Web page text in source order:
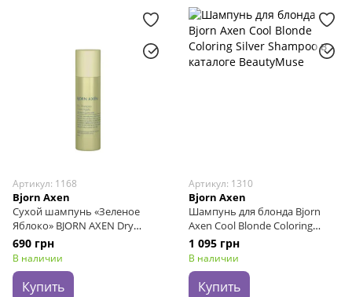
Артикул: 1168
Bjorn Axen
Сухой шампунь «Зеленое
Яблоко» BJORN AXEN Dry
Shampoo Green Apple, 150 мл
690 грн
В наличии
Купить
Артикул: 1310
Bjorn Axen
Шампунь для блонда Bjorn
Axen Cool Blonde Coloring
Silver Shampoo, 250 мл
1 095 грн
В наличии
Купить